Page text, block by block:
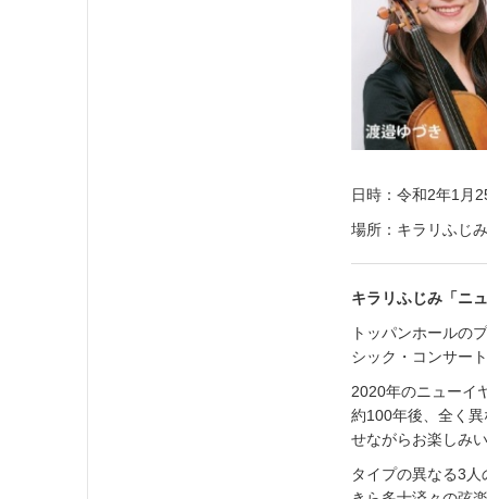
日時：令和2年1月
場所：キラリふじ
キラリふじみ「ニ
トッパンホールの
シック・コンサー
2020年のニューイ
約100年後、全く
せながらお楽しみ
タイプの異なる3